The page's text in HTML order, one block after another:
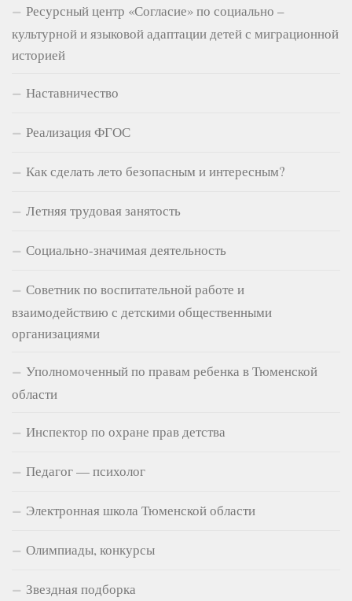
Ресурсный центр «Согласие» по социально –
культурной и языковой адаптации детей с миграционной
историей
Наставничество
Реализация ФГОС
Как сделать лето безопасным и интересным?
Летняя трудовая занятость
Социально-значимая деятельность
Советник по воспитательной работе и
взаимодействию с детскими общественными
организациями
Уполномоченный по правам ребенка в Тюменской
области
Инспектор по охране прав детства
Педагог — психолог
Электронная школа Тюменской области
Олимпиады, конкурсы
Звездная подборка